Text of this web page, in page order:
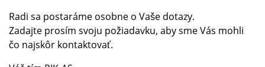
Radi sa postaráme osobne o Vaše dotazy.
Zadajte prosím svoju požiadavku, aby sme Vás mohli
čo najskôr kontaktovať.